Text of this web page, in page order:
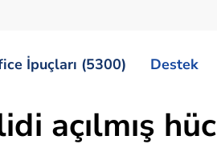
İpuçları (5300) Destek
açılmış